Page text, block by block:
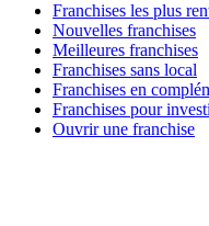
Franchises les plus
Nouvelles franchises
Meilleures franchises
Franchises sans local
Franchises en
Franchises pour
Ouvrir une franchise